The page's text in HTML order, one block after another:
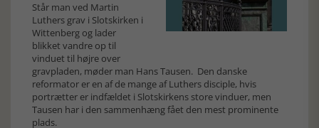
Står man ved Martin
Luthers grav i Slotskirken i
Wittenberg og lader
blikket vandre op til
vinduet til højre over
gravpladen, møder man Hans Tausen. Den danske
reformator er en af de mange af Luthers disciple, hvis
portrætter er indfældet i Slotskirkens store vinduer, men
Tausen har i den sammenhæng fået den mest prominente
plads.